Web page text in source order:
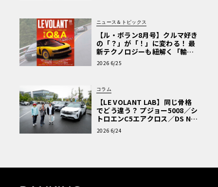
ニュース＆トピックス
【ル・ボラン8月号】クルマ好き
の「？」が「！」に変わる！ 最
新テクノロジーも紐解く「輸入
車Q&A」
2026 6/25
コラム
【LE VOLANT LAB】同じ骨格
でどう違う？ プジョー5008／シ
トロエンC5エアクロス／DS Nº4
読者一気乗りレポート
2026 6/24